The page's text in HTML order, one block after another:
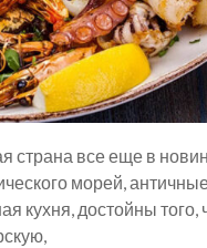
все еще в
морей,
кухня, достойны